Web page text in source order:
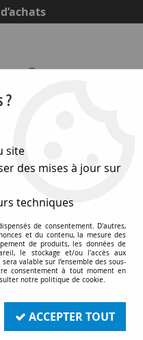
4w 4000k eco (131938)
4w 4000k eco (131938)
à donner votre
TTC
?
site
des mises à jour sur
techniques
de consentement. D'autres,
et du contenu, la mesure des
de produits, les données de
le stockage et/ou l'accès aux
valable sur l’ensemble des sous-
consentement à tout moment en
notre politique de cookie.
ACCEPTER TOUT